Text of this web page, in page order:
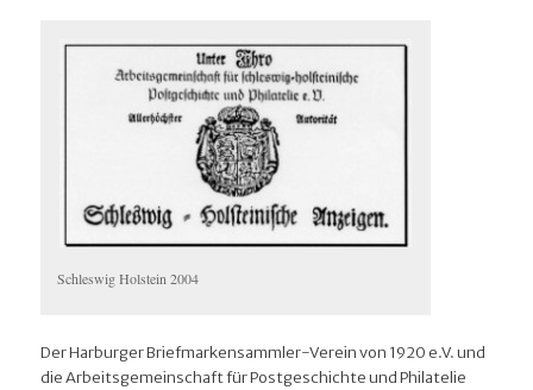
Schleswig Holstein 2004
Der Harburger Briefmarkensammler-Verein von 1920 e.V. und
die Arbeitsgemeinschaft für Postgeschichte und Philatelie